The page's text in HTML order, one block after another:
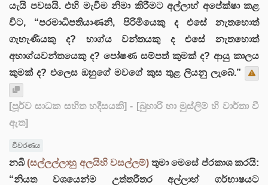
යැයි පවසයි. එහි මැවීම නිමා කිරීමට අල්ලාහ් අපේක්ෂා කළ
විට, “පරමාධිපතියාණනි, පිරිමියෙකු ද එසේ නැතහොත්
ගැහැණියකු ද? භාග්ය වන්තයකු ද එසේ නැතහොත්
අභාග්යවන්තයෙකු ද? පෝෂණ සම්පත් කුමක් ද? ආයු කාලය
කුමක් ද? එලෙස ඔහුගේ මවගේ කුස තුළ ලියනු ලැබේ.”
[පූර්ව සාධක සහිත හදීසයකි] - [බුහාරි හා මුස්ලිම් හි වාර්තා වී
ඇත]
විවරණය
නබි(සල්ලල්ලාහු අලයිහි වසල්ලම්)තුමා මෙසේ ප්රකාශ කරයි:
“නියත වශයෙන්ම උත්තරීතර අල්ලාහ් ගර්භාෂයට